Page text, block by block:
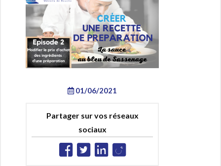
01/06/2021
Partager sur vos réseaux
sociaux